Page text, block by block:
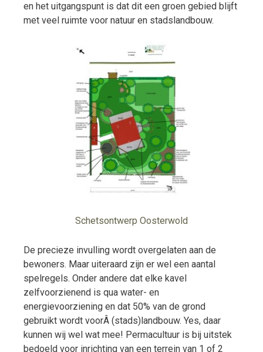
en het uitgangspunt is dat dit een groen gebied blijft
met veel ruimte voor natuur en stadslandbouw.
Schetsontwerp Oosterwold
De precieze invulling wordt overgelaten aan de
bewoners. Maar uiteraard zijn er wel een aantal
spelregels. Onder andere dat elke kavel
zelfvoorzienend is qua water- en
energievoorziening en dat 50% van de grond
gebruikt wordt voorÂ (stads)landbouw. Yes, daar
kunnen wij wel wat mee! Permacultuur is bij uitstek
bedoeld voor inrichting van een terrein van 1 of 2